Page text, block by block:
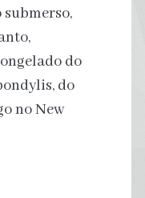
do
do
no New